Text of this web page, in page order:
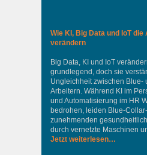
Wie KI, Big Data und IoT
verändern
Big Data, KI und IoT
grundlegend, doch sie
Ungleichheit zwischen Blue-
Arbeitern. Während KI im
und Automatisierung im HR
bedrohen, leiden Blue-
zunehmenden
durch vernetzte Maschinen
Jetzt weiterlesen…